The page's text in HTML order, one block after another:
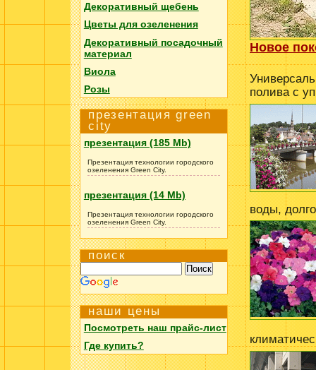
Декоративный щебень
Цветы для озеленения
Декоративный посадочный
материал
Виола
Розы
презентация green
city
презентация (185 Mb)
Презентация технологии городского
озеленения Green City.
презентация (14 Mb)
Презентация технологии городского
озеленения Green City.
поиск
наши цены
Посмотреть наш прайс-лист
Где купить?
Новое
полива с
воды,